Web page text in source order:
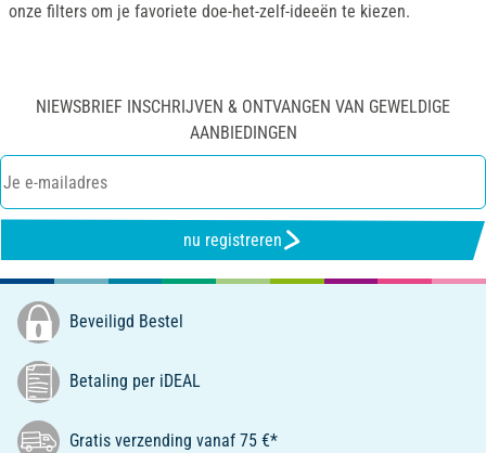
onze filters om je favoriete doe-het-zelf-ideeën te kiezen.
NIEWSBRIEF INSCHRIJVEN & ONTVANGEN VAN GEWELDIGE
AANBIEDINGEN
nu registreren
Beveiligd Bestel
Betaling per iDEAL
Gratis verzending vanaf 75 €*